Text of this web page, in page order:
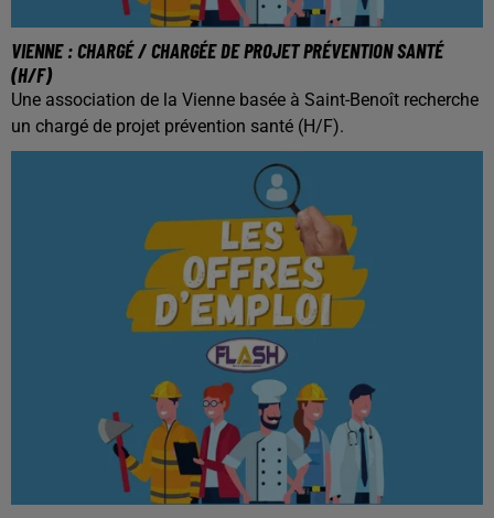
VIENNE : CHARGÉ / CHARGÉE DE PROJET PRÉVENTION SANTÉ
(H/F)
Une association de la Vienne basée à Saint-Benoît recherche
un chargé de projet prévention santé (H/F).